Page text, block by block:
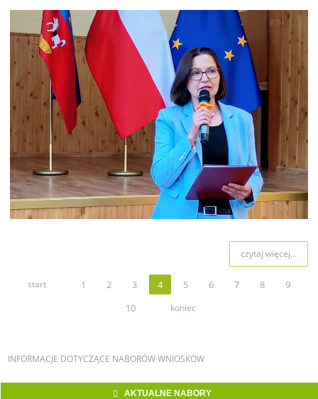
czytaj więcej...
start 1 2 3 4 5 6 7 8
9
10
koniec
INFORMACJE DOTYCZĄCE NABORÓW WNIOSKÓW
AKTUALNE NABORY